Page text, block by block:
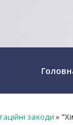
заходи »